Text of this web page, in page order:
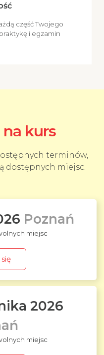
część Twojego
i egzamin
na kurs
terminów,
dostępnych miejsc.
Poznań
miejsc
2026
miejsc